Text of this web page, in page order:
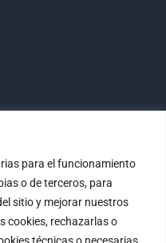
para el funcionamiento
o de terceros, para
sitio y mejorar nuestros
cookies, rechazarlas o
técnicas o necesarias